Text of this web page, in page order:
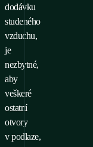
dodávku
studeného
vzduchu,
je
nezbytné,
aby
veškeré
ostatní
otvory
v podlaze,